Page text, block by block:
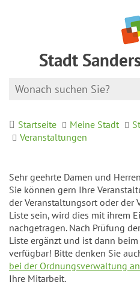
Stadt
Startseite Meine Stadt
Veranstaltungen
Sehr geehrte Damen und
Sie können gern Ihre
der Veranstaltungsort oder der
Liste sein, wird dies mit ihrem
nachgetragen. Nach Prüfung
Liste ergänzt und ist dann
verfügbar! Bitte denken Sie
bei der Ordnungsverwaltung
Ihre Mitarbeit.